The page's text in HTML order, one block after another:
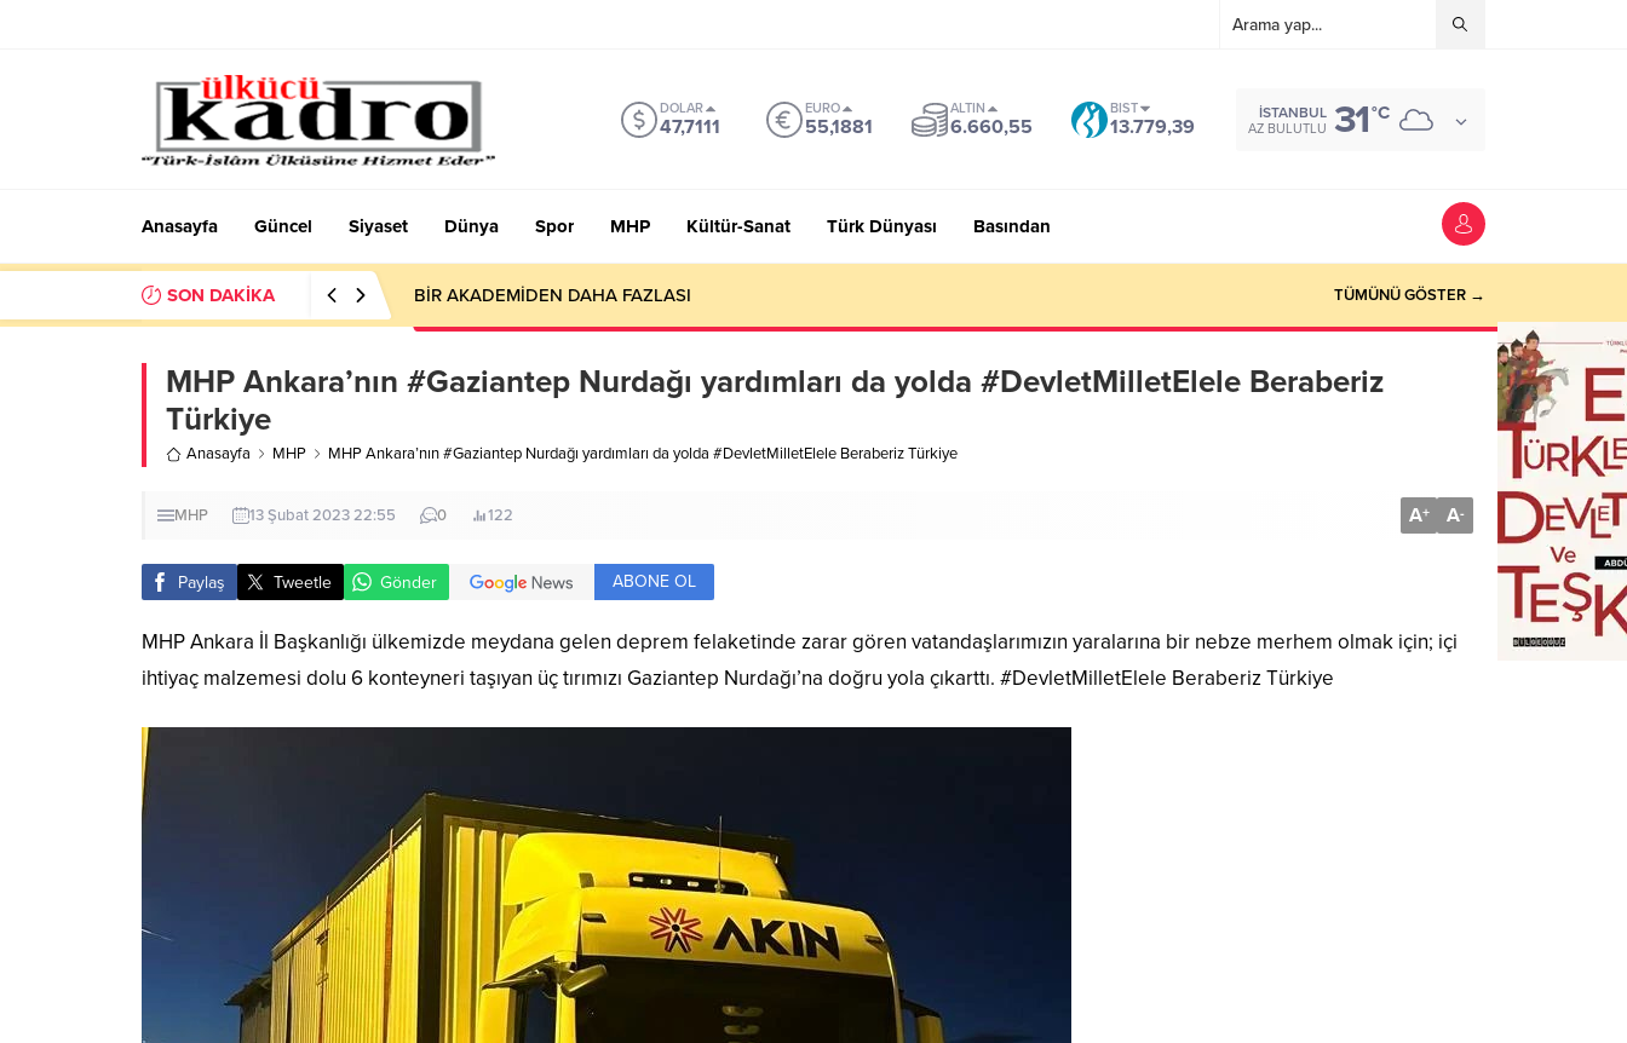
DOLAR
47,7111
EURO
55,1881
ALTIN
6.660,55
BIST
13.779,39
İSTANBUL
AZ BULUTLU 31°C
Anasayfa Güncel Siyaset Dünya Spor MHP Kültür-Sanat Türk Dünyası Basından
SON DAKİKA BİR AKADEMİDEN DAHA FAZLASI TÜMÜNÜ GÖSTER →
MHP Ankara’nın #Gaziantep Nurdağı yardımları da yolda #DevletMilletElele Beraberiz
Türkiye
Anasayfa MHP MHP Ankara’nın #Gaziantep Nurdağı yardımları da yolda #DevletMilletElele Beraberiz Türkiye
MHP 13 Şubat 2023 22:55 0 122 A+ A-
Paylaş Tweetle Gönder ABONE OL
MHP Ankara İl Başkanlığı ülkemizde meydana gelen deprem felaketinde zarar gören vatandaşlarımızın yaralarına bir nebze merhem olmak için; içi
ihtiyaç malzemesi dolu 6 konteyneri taşıyan üç tırımızı Gaziantep Nurdağı’na doğru yola çıkarttı. #DevletMilletElele Beraberiz Türkiye